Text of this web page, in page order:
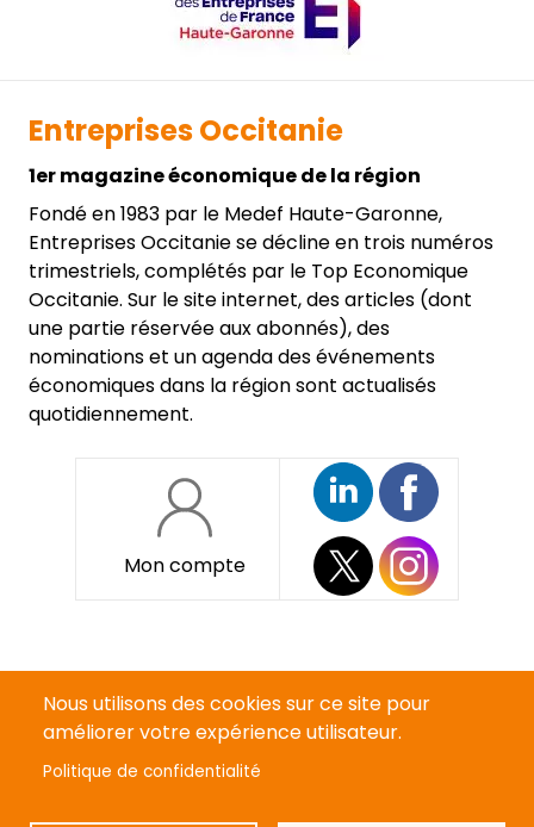
Nous utilisons des cookies sur ce site pour
améliorer votre expérience utilisateur.
Politique de confidentialité
Entreprises Occitanie
1er magazine économique de la région
Fondé en 1983 par le Medef Haute-Garonne,
Entreprises Occitanie se décline en trois numéros
trimestriels, complétés par le Top Economique
Occitanie. Sur le site internet, des articles (dont
une partie réservée aux abonnés), des
nominations et un agenda des événements
économiques dans la région sont actualisés
quotidiennement.
Mon compte
Pied
page
Devenir annonceur
Mentions légales